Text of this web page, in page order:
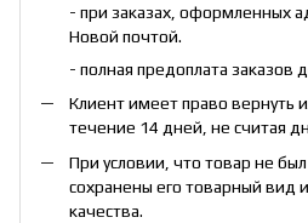
- при заказах, оформленных
Новой почтой.
- полная предоплата заказов
Клиент имеет право вернуть
течение 14 дней, не считая
При условии, что товар не был
сохранены его товарный вид
качества.